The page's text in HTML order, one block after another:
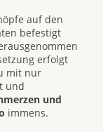
auf den
befestigt
erfolgt
mit nur
und
und
immens.